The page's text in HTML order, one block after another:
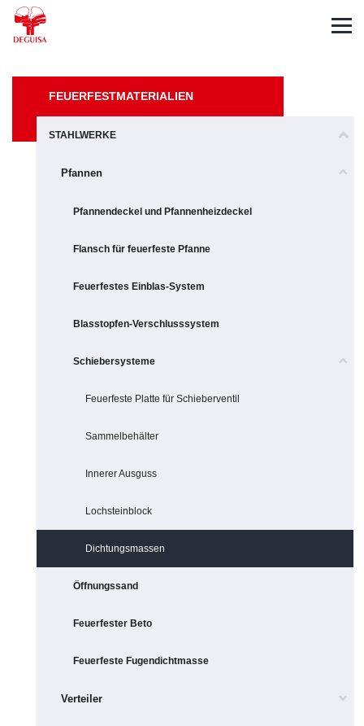
FEUERFESTMATERIALIEN
STAHLWERKE
Pfannen
Pfannendeckel und Pfannenheizdeckel
Flansch für feuerfeste Pfanne
Feuerfestes Einblas-System
Blasstopfen-Verschlusssystem
Schiebersysteme
Feuerfeste Platte für Schieberventil
Sammelbehälter
Innerer Ausguss
Lochsteinblock
Dichtungsmassen
Öffnungssand
Feuerfester Beto
Feuerfeste Fugendichtmasse
Verteiler